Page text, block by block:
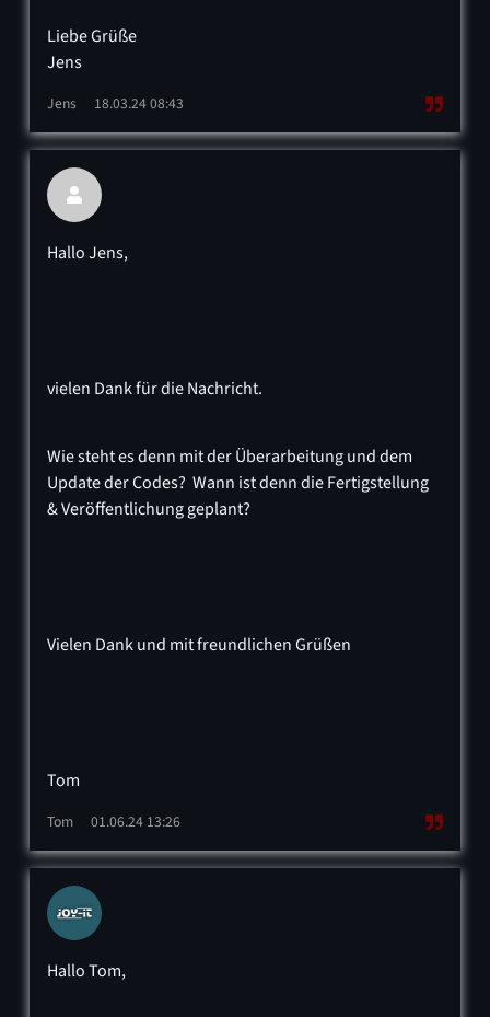
Liebe Grüße
Jens
Jens 18.03.24 08:43

Hallo Jens,
vielen Dank für die Nachricht.
Wie steht es denn mit der Überarbeitung und dem
Update der Codes? Wann ist denn die Fertigstellung
& Veröffentlichung geplant?
Vielen Dank und mit freundlichen Grüßen
Tom
Tom 01.06.24 13:26
Hallo Tom,